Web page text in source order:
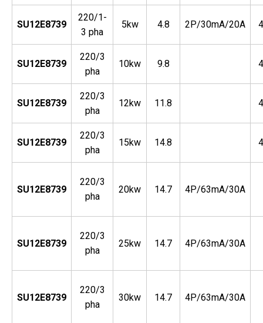
SU12E8739
220/1-
3 pha
5kw 4.8 2P/30mA/20A
SU12E8739
220/3
pha
10kw 9.8
SU12E8739
220/3
pha
12kw 11.8
SU12E8739
220/3
pha
15kw 14.8
SU12E8739
220/3
pha
20kw 14.7 4P/63mA/30A
SU12E8739
220/3
pha
25kw 14.7 4P/63mA/30A
SU12E8739
220/3
pha
30kw 14.7 4P/63mA/30A